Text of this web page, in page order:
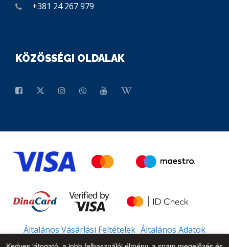
+381 24 267 979
KÖZÖSSÉGI OLDALAK
Általános Vásárlási Feltételek Általános Adatok